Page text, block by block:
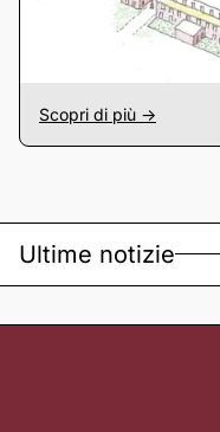
Scopri di più ->
Ultime notizie